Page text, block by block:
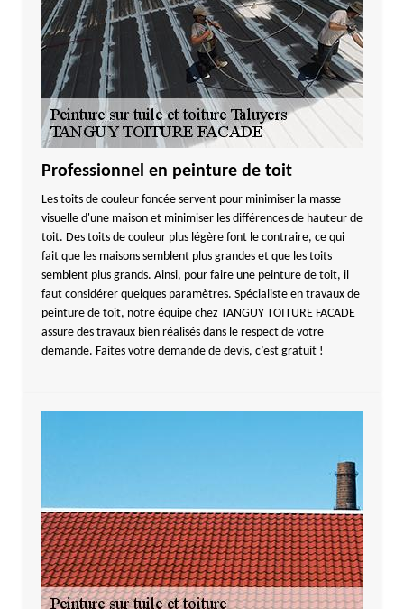
Professionnel en peinture de toit
Les toits de couleur foncée servent pour minimiser la masse
visuelle d'une maison et minimiser les différences de hauteur de
toit. Des toits de couleur plus légère font le contraire, ce qui
fait que les maisons semblent plus grandes et que les toits
semblent plus grands. Ainsi, pour faire une peinture de toit, il
faut considérer quelques paramètres. Spécialiste en travaux de
peinture de toit, notre équipe chez TANGUY TOITURE FACADE
assure des travaux bien réalisés dans le respect de votre
demande. Faites votre demande de devis, c’est gratuit !